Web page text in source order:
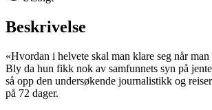
Beskrivelse
«Hvordan i helvete skal man klare seg når
Bly da hun fikk nok av samfunnets syn på
så opp den undersøkende journalistikk og
på 72 dager.